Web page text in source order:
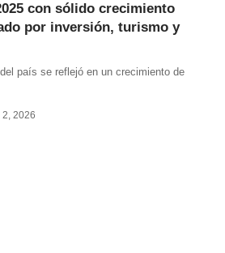
con sólido crecimiento
por inversión, turismo y
país se reflejó en un crecimiento de
2026